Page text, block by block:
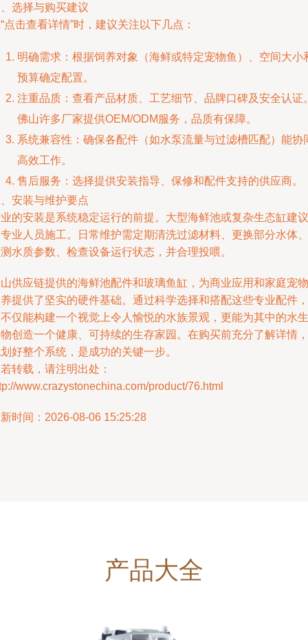
选择与购买建议
点击查看详情”时，建议关注以下几点：
明确需求：根据饲养对象（海鲜或特定宠物鱼）、空间大小
预算确定配置。
注重品质：查看产品材质、工艺细节、品牌口碑及安全认证
佛山许多厂家提供OEM/ODM服务，品质有保障。
系统兼容性：确保各配件（如水泵流量与过滤槽匹配）能协
高效工作。
售后服务：选择提供安装指导、保修和配件支持的供应商。
安装与维护要点
的安装是系统稳定运行的前提。大型海鲜池或复杂生态缸建议
业人员施工。日常维护需定期清洗过滤材料、更换部分水体、
水质参数、检查设备运行状态，并合理投喂。
供应链提供的海鲜池配件和玻璃鱼缸，为商业应用和家庭宠物
提供了坚实的硬件基础。通过科学选择和搭配这些专业配件，
仅能构建一个视觉上令人愉悦的水族景观，更能为其中的水生
创造一个健康、可持续的生存家园。在购买前充分了解详情，
好整个系统，是成功的关键一步。
转载，请注明出处：
www.crazystonechina.com/product/76.html
时间：2026-08-06 15:25:28
产品大全